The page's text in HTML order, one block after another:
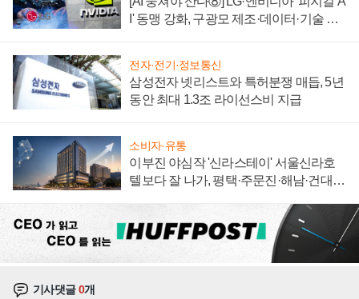
I' 동맹 강화, 구광모 제조·데이터·기술 결
전자·전기·정보통신
삼성전자 넷리스트와 특허분쟁 매듭, 5년
동안 최대 1.3조 라이선스비 지급
소비자·유통
이부진 야심작 '신라스테이' 서울신라호
텔보다 잘 나가, 평택·주문진·해남·건대로
기사댓글0개